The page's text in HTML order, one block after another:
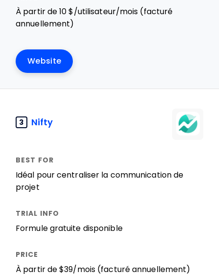
À partir de 10 $/utilisateur/mois (facturé
annuellement)
Website
3 Nifty
Idéal pour centraliser la communication de
projet
Formule gratuite disponible
À partir de $39/mois (facturé annuellement)